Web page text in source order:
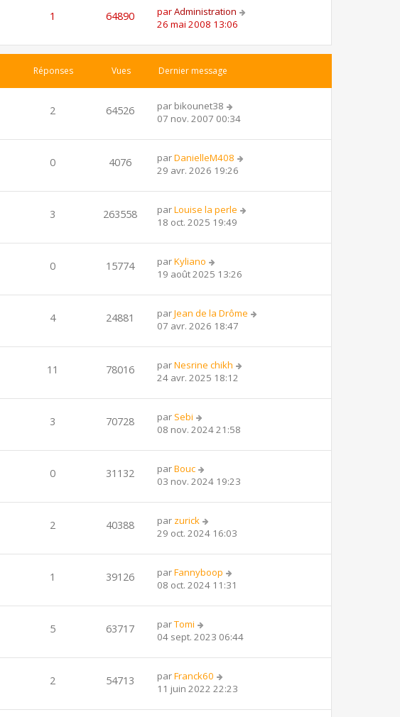
1 64890 parAdministration
26 mai 2008 13:06
Réponses Vues Dernier message
2 64526 par bikounet38
07 nov. 2007 00:34
0 4076 parDanielleM408
29 avr. 2026 19:26
3 263558 parLouise la perle
18 oct. 2025 19:49
0 15774 parKyliano
19 août 2025 13:26
4 24881 parJean de la Drôme
07 avr. 2026 18:47
11 78016 parNesrine chikh
24 avr. 2025 18:12
3 70728 par Sebi
08 nov. 2024 21:58
0 31132 parBouc
03 nov. 2024 19:23
2 40388 par zurick
29 oct. 2024 16:03
1 39126 parFannyboop
08 oct. 2024 11:31
5 63717 parTomi
04 sept. 2023 06:44
2 54713 parFranck60
11 juin 2022 22:23